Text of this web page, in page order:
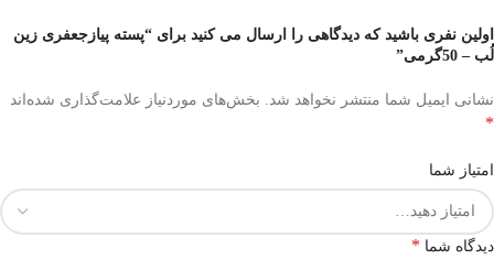
اولین نفری باشید که دیدگاهی را ارسال می کنید برای “پسته پیازجعفری زین
لُب – 50گرمی”
نشانی ایمیل شما منتشر نخواهد شد. بخش‌های موردنیاز علامت‌گذاری شده‌اند
*
امتیاز شما
دیدگاه شما *